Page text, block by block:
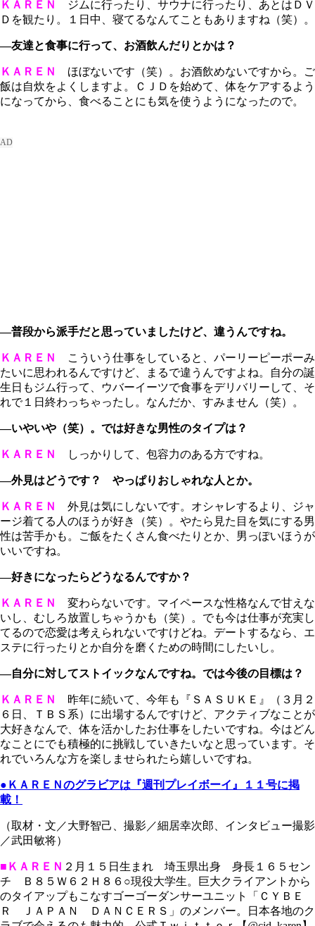
ＫＡＲＥＮ
ジムに行ったり、サウナに行ったり、あとはＤＶ
Ｄを観たり。１日中、寝てるなんてこともありますね（笑）。
―友達と食事に行って、お酒飲んだりとかは？
ＫＡＲＥＮ
ほぼないです（笑）。お酒飲めないですから。ご
飯は自炊をよくしますよ。ＣＪＤを始めて、体をケアするよう
になってから、食べることにも気を使うようになったので。
―普段から派手だと思っていましたけど、違うんですね。
ＫＡＲＥＮ
こういう仕事をしていると、パーリーピーポーみ
たいに思われるんですけど、まるで違うんですよね。自分の誕
生日もジム行って、ウバーイーツで食事をデリバリーして、そ
れで１日終わっちゃったし。なんだか、すみません（笑）。
―いやいや（笑）。では好きな男性のタイプは？
ＫＡＲＥＮ しっかりして、包容力のある方ですね。
―外見はどうです？ やっぱりおしゃれな人とか。
ＫＡＲＥＮ
外見は気にしないです。オシャレするより、ジャ
ージ着てる人のほうが好き（笑）。やたら見た目を気にする男
性は苦手かも。ご飯をたくさん食べたりとか、男っぽいほうが
いいですね。
―好きになったらどうなるんですか？
ＫＡＲＥＮ
変わらないです。マイペースな性格なんで甘えな
いし、むしろ放置しちゃうかも（笑）。でも今は仕事が充実し
てるので恋愛は考えられないですけどね。デートするなら、エ
ステに行ったりとか自分を磨くための時間にしたいし。
―自分に対してストイックなんですね。では今後の目標は？
ＫＡＲＥＮ
昨年に続いて、今年も『ＳＡＳＵＫＥ』（３月２
６日、ＴＢＳ系）に出場するんですけど、アクティブなことが
大好きなんで、体を活かしたお仕事をしたいですね。今はどん
なことにでも積極的に挑戦していきたいなと思っています。そ
れでいろんな方を楽しませられたら嬉しいですね。
●ＫＡＲＥＮのグラビアは『週刊プレイボーイ』１１号に掲
載！
（取材・文／大野智己、撮影／細居幸次郎、インタビュー撮影
／武田敏将）
■ＫＡＲＥＮ ２月１５日生まれ 埼玉県出身 身長１６５セン
チ Ｂ８５Ｗ６２Ｈ８６○現役大学生。巨大クライアントから
のタイアップもこなすゴーゴーダンサーユニット「ＣＹＢＥ
Ｒ ＪＡＰＡＮ ＤＡＮＣＥＲＳ」のメンバー。日本各地のク